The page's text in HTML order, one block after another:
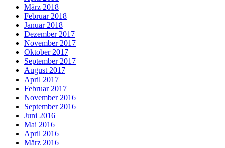
März 2018
Februar 2018
Januar 2018
Dezember 2017
November 2017
Oktober 2017
September 2017
August 2017
April 2017
Februar 2017
November 2016
September 2016
Juni 2016
Mai 2016
April 2016
März 2016